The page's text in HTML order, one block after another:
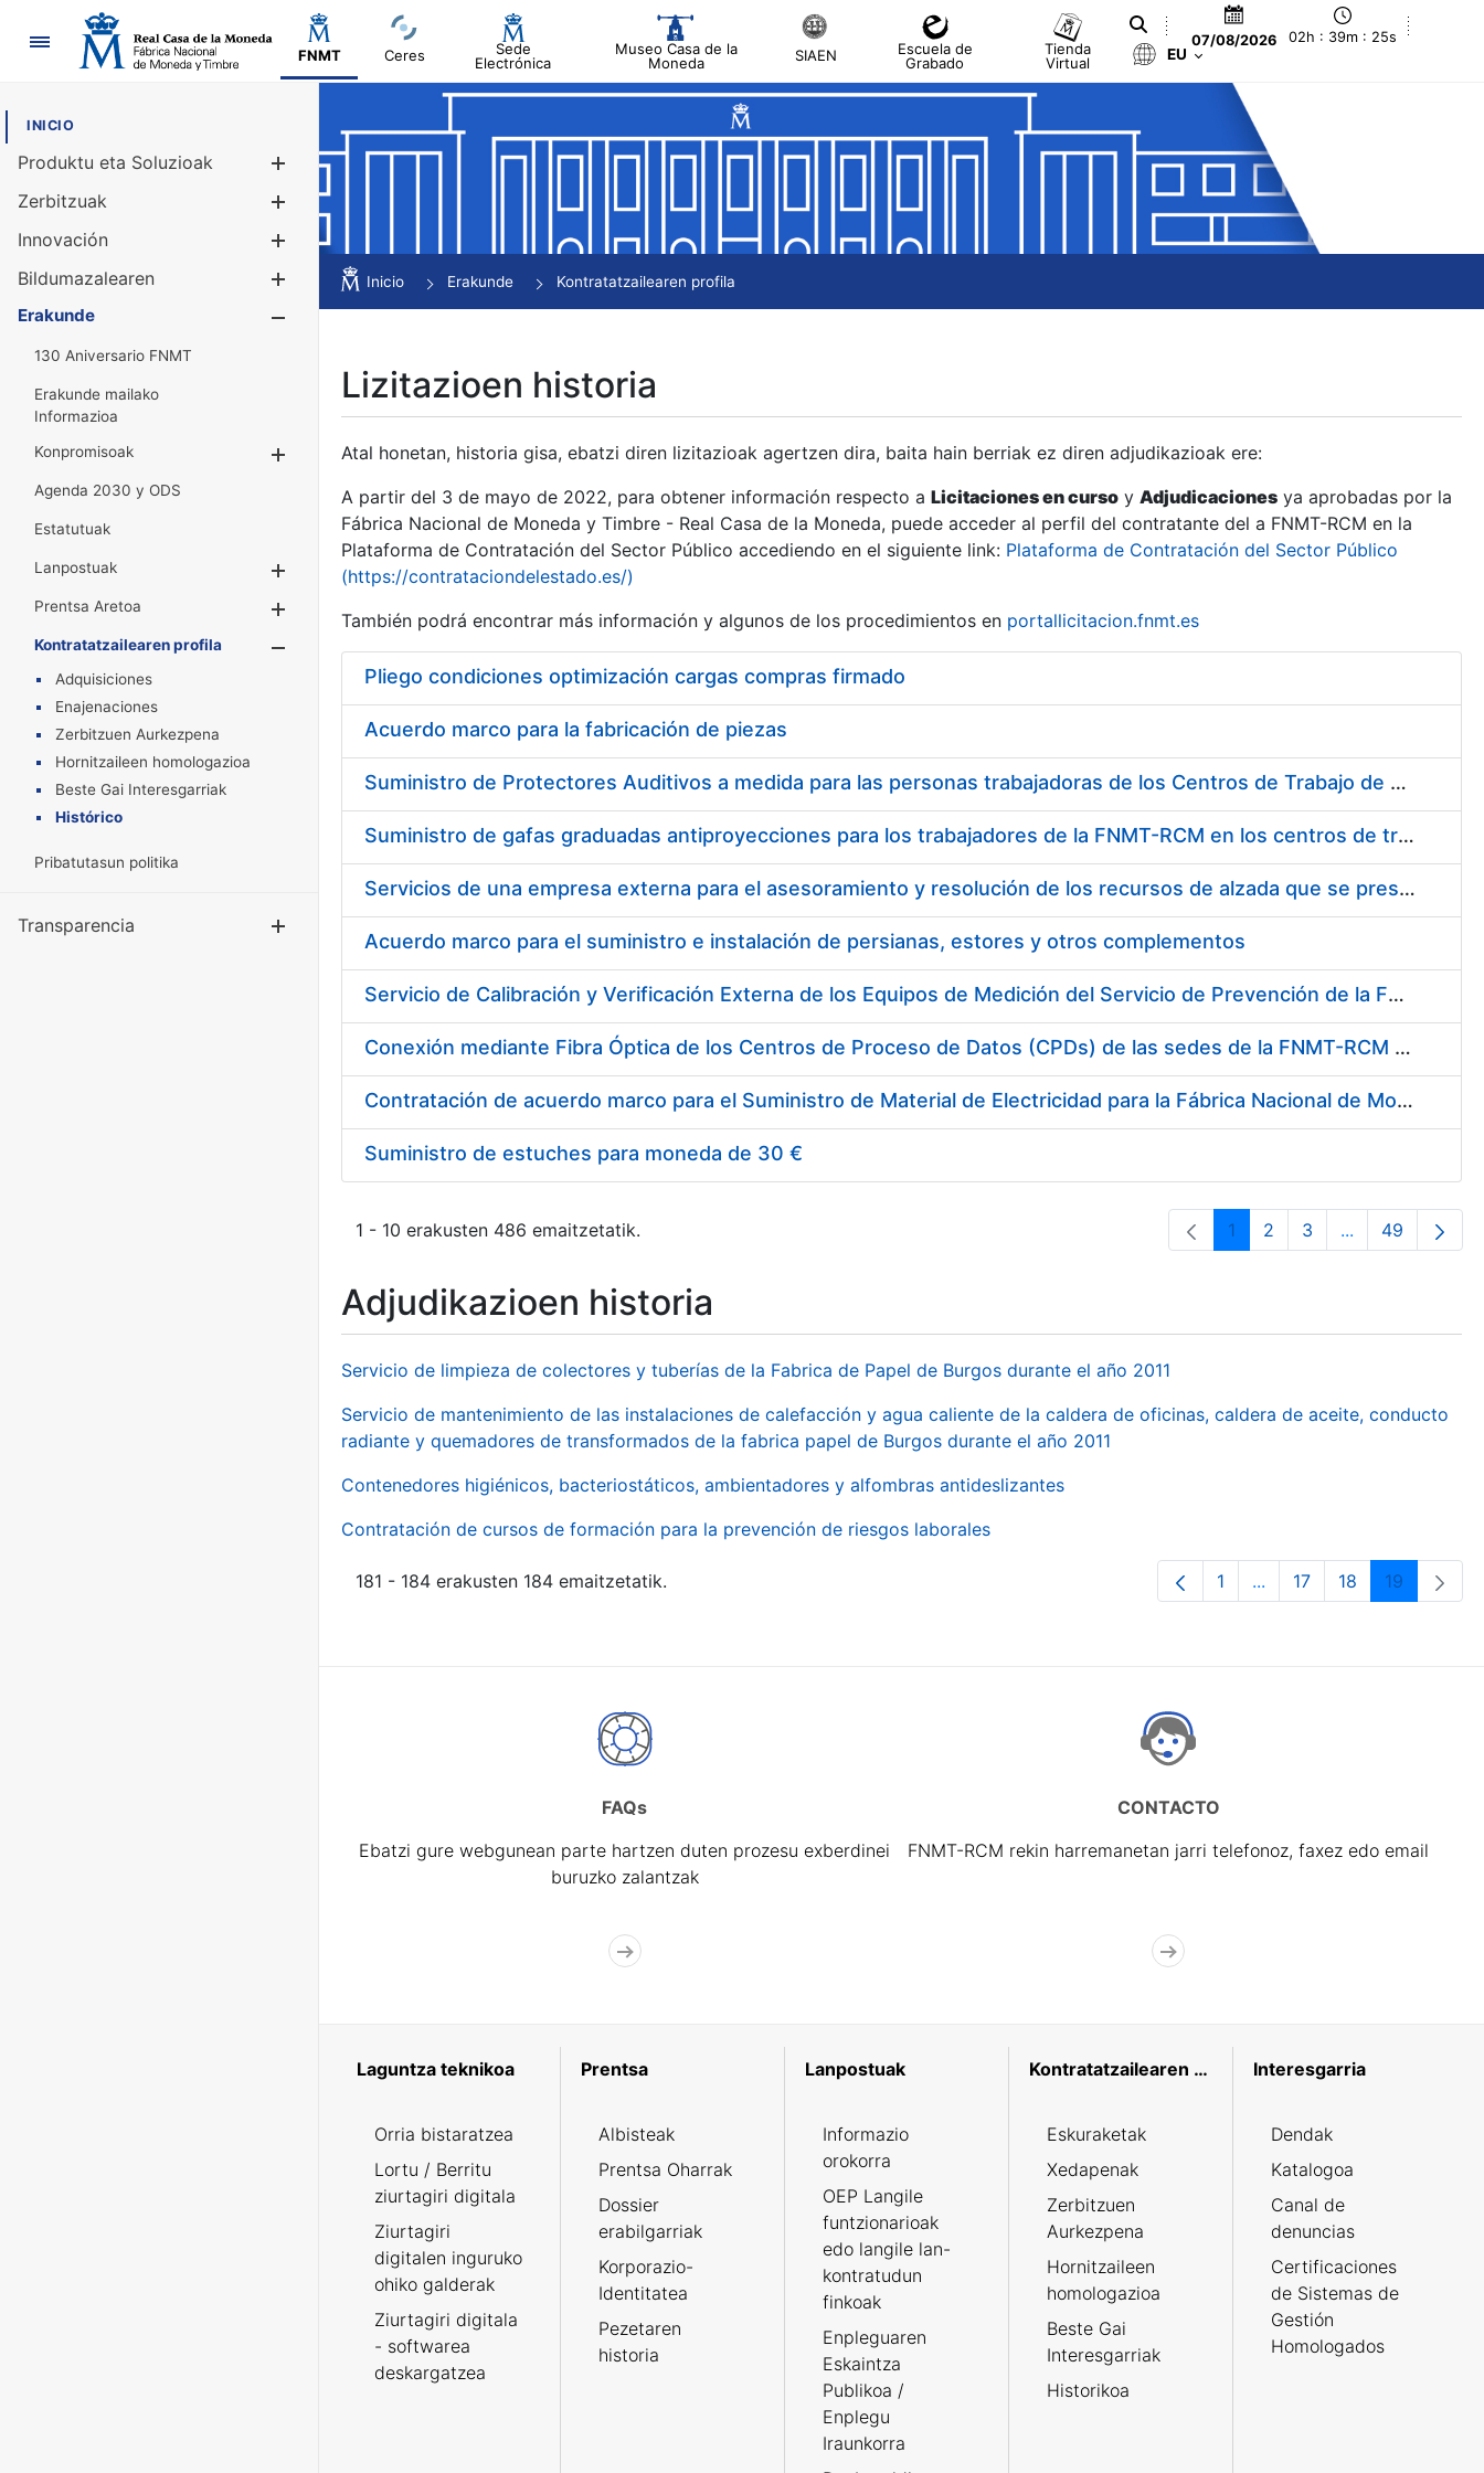
Nabigazioa
FNMT Ceres
Sede
Electrónica
Museo Casa de la
Moneda
SIAEN
Escuela de
Grabado
Tienda
Virtual
07/08/2026 02h : 39m : 26s
EU
INICIO
Produktu eta Soluzioak
Erakutsi/Ezkutatu
Zerbitzuak
Innovación
Bildumazalearen
Erakutsi/Ezkutatu
Erakunde
130 Aniversario FNMT
Erakunde mailako
Informazioa
Konpromisoak
Erakutsi/Ezkutatu
Agenda 2030 y ODS
Estatutuak
Lanpostuak
Erakutsi/Ezkutatu
Prentsa Aretoa
Erakutsi/Ezkutatu
Kontratatzailearen profila
Erakutsi/Ezkutatu
Adquisiciones
Enajenaciones
Zerbitzuen Aurkezpena
Hornitzaileen homologazioa
Beste Gai Interesgarriak
Histórico
Pribatutasun politika
Transparencia Erakutsi/Ezkutatu
Inicio Erakunde Kontratatzailearen profila
Lizitazioen historia
Atal honetan, historia gisa, ebatzi diren lizitazioak agertzen dira, baita hain berriak ez diren adjudikazioak ere:
A partir del 3 de mayo de 2022, para obtener información respecto a Licitaciones en curso y Adjudicaciones ya aprobadas por la
Fábrica Nacional de Moneda y Timbre - Real Casa de la Moneda, puede acceder al perfil del contratante del a FNMT-RCM en la
Plataforma de Contratación del Sector Público accediendo en el siguiente link: Plataforma de Contratación del Sector Público
(https://contrataciondelestado.es/)
También podrá encontrar más información y algunos de los procedimientos en portallicitacion.fnmt.es
Pliego condiciones optimización cargas compras firmado
Acuerdo marco para la fabricación de piezas
Suministro de Protectores Auditivos a medida para las personas trabajadoras de los Centros de Trabajo de Madrid y Burgos
Suministro de gafas graduadas antiproyecciones para los trabajadores de la FNMT-RCM en los centros de trabajo de Madrid y Burgos
Servicios de una empresa externa para el asesoramiento y resolución de los recursos de alzada que se presentan relacionados con procesos de selección para la FNMT-RCM
Acuerdo marco para el suministro e instalación de persianas, estores y otros complementos
Servicio de Calibración y Verificación Externa de los Equipos de Medición del Servicio de Prevención de la FNMT-RCM
Conexión mediante Fibra Óptica de los Centros de Proceso de Datos (CPDs) de las sedes de la FNMT-RCM de Burgos y Madrid
Contratación de acuerdo marco para el Suministro de Material de Electricidad para la Fábrica Nacional de Moneda y Timbre-Real Casa de la Moneda en su centro de trabajo de Burgos
Suministro de estuches para moneda de 30 €
1 - 10 erakusten 486 emaitzetatik. Orrialdea
1 Orrialdea
2 Orrialdea
3 ...Intermediate
Orrialdea
49
Adjudikazioen historia
Servicio de limpieza de colectores y tuberías de la Fabrica de Papel de Burgos durante el año 2011
Servicio de mantenimiento de las instalaciones de calefacción y agua caliente de la caldera de oficinas, caldera de aceite, conducto
radiante y quemadores de transformados de la fabrica papel de Burgos durante el año 2011
Contenedores higiénicos, bacteriostáticos, ambientadores y alfombras antideslizantes
Contratación de cursos de formación para la prevención de riesgos laborales
181 - 184 erakusten 184 emaitzetatik. Orrialdea
1 ...Intermediate Pages Use
Orrialdea
17 Orrialdea
18 Orrialdea
19
FAQs
Ebatzi gure webgunean parte hartzen duten prozesu exberdinei
buruzko zalantzak
CONTACTO
FNMT-RCM rekin harremanetan jarri telefonoz, faxez edo email
Laguntza teknikoa
Orria bistaratzea
Lortu / Berritu
ziurtagiri digitala
Ziurtagiri
digitalen inguruko
ohiko galderak
Ziurtagiri digitala
- softwarea
deskargatzea
Prentsa
Albisteak
Prentsa Oharrak
Dossier
erabilgarriak
Korporazio-
Identitatea
Pezetaren
historia
Lanpostuak
Informazio
orokorra
OEP Langile
funtzionarioak
edo langile lan-
kontratudun
finkoak
Enpleguaren
Eskaintza
Publikoa /
Enplegu
Iraunkorra
Kontratatzailearen profila
Eskuraketak
Xedapenak
Zerbitzuen
Aurkezpena
Hornitzaileen
homologazioa
Beste Gai
Interesgarriak
Historikoa
Interesgarria
Dendak
Katalogoa
Canal de
denuncias
Certificaciones
de Sistemas de
Gestión
Homologados